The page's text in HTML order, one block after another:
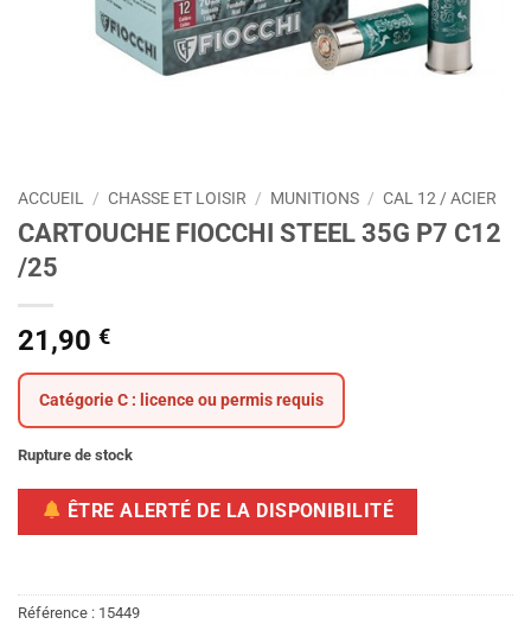
ACCUEIL / CHASSE ET LOISIR / MUNITIONS / CAL 12 / ACIER
CARTOUCHE FIOCCHI STEEL 35G P7 C12
/25
21,90 €
Catégorie C : licence ou permis requis
Rupture de stock
ÊTRE ALERTÉ DE LA DISPONIBILITÉ
Référence : 15449